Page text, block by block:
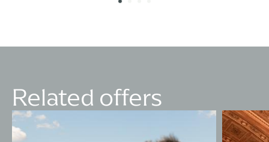
Related offers